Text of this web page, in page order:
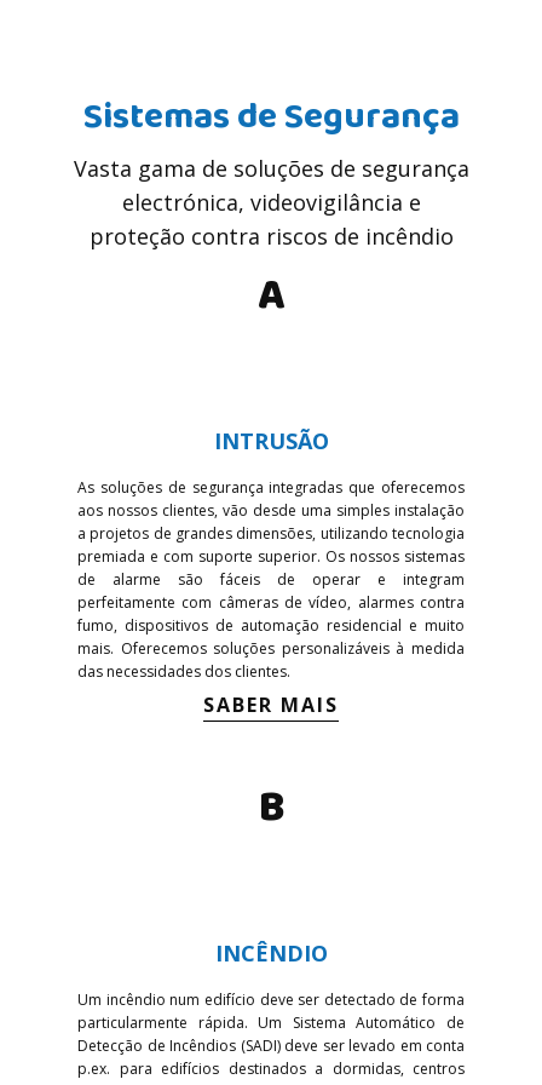
Sistemas de Seguran​ça
Vasta gama de soluções de segurança
electrónica, videovigilância e
proteção contra riscos de incêndio
A
INTRUSÃO
As soluções de segurança integradas que oferecemos
aos nossos clientes, vão desde uma simples instalação
a projetos de grandes dimensões, utilizando tecnologia
premiada e com suporte superior. Os nossos sistemas
de alarme são fáceis de operar e integram
perfeitamente com câmeras de vídeo, alarmes contra
fumo, dispositivos de automação residencial e muito
mais. Oferecemos soluções personalizáveis à medida
das necessidades dos clientes.
SABER MAIS
B
INCÊNDIO
Um incêndio num edifício deve ser detectado de forma
particularmente rápida. Um Sistema Automático de
Detecção de Incêndios (SADI) deve ser levado em conta
p.ex. para edifícios destinados a dormidas, centros